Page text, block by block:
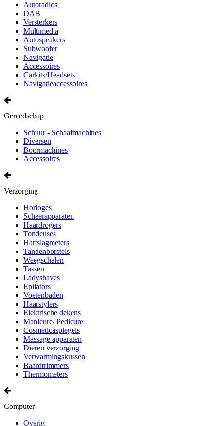
Autoradios
DAB
Versterkers
Multimedia
Autospeakers
Subwoofer
Navigatie
Accessoires
Carkits/Headsets
Navigatieaccessoires
Gereedschap
Schuur - Schaafmachines
Diversen
Boormachines
Accessoires
Verzorging
Horloges
Scheerapparaten
Haardrogers
Tondeuses
Hartslagmeters
Tandenborstels
Weegschalen
Tassen
Ladyshaves
Epilators
Voetenbaden
Haarstylers
Elektrische dekens
Manicure/ Pedicure
Cosmeticaspiegels
Massage apparaten
Dieren verzorging
Verwarmingskussen
Baardtrimmers
Thermometers
Computer
Overig